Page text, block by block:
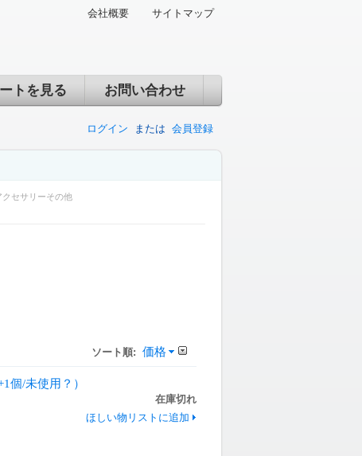
会社概要 サイトマップ
トを見る お問い合わせ
ログイン または 会員登録
セサリーその他
ソート順: 価格
個/未使用？）
在庫切れ
ほしい物リストに追加